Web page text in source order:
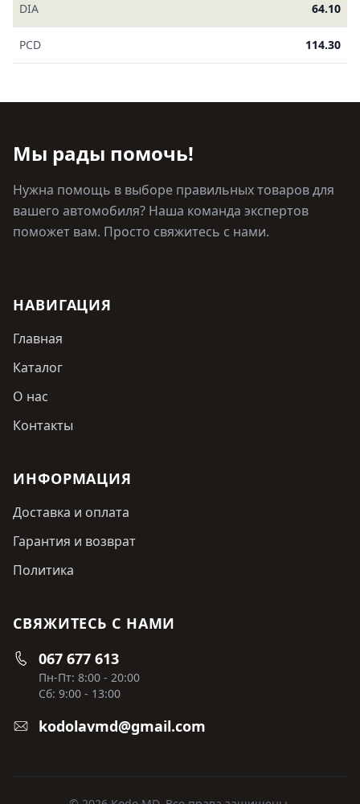
DIA 64.10
PCD 114.30
Мы рады помочь!
Нужна помощь в выборе правильных товаров для
вашего автомобиля? Наша команда экспертов
поможет вам. Просто свяжитесь с нами.
НАВИГАЦИЯ
Главная
Каталог
О нас
Контакты
ИНФОРМАЦИЯ
Доставка и оплата
Гарантия и возврат
Политика
СВЯЖИТЕСЬ С НАМИ
067 677 613
Пн-Пт: 8:00 - 20:00
Сб: 9:00 - 13:00
kodolavmd@gmail.com